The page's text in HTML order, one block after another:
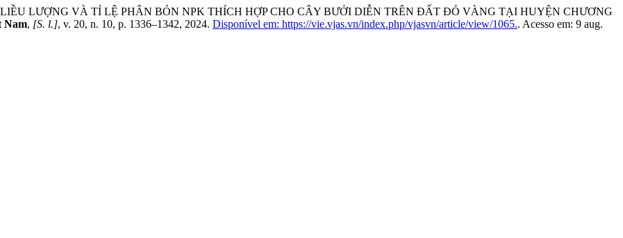
LƯỢNG VÀ TỈ LỆ PHÂN BÓN NPK THÍCH HỢP CHO CÂY BƯỞI DIỄN TRÊN ĐẤT ĐỎ VÀNG TẠI HUYỆN CHƯƠNG
Nam, [S. l.], v. 20, n. 10, p. 1336–1342, 2024. Disponível em: https://vie.vjas.vn/index.php/vjasvn/article/view/1065.. Acesso em: 9 aug.